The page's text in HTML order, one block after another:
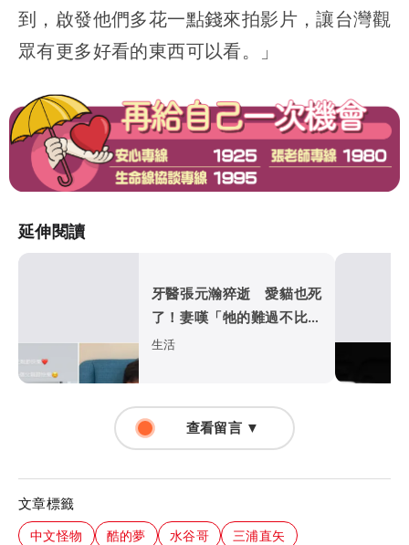
到，啟發他們多花一點錢來拍影片，讓台灣觀
眾有更多好看的東西可以看。」
延伸閱讀
牙醫張元瀚猝逝 愛貓也死
了！妻嘆「牠的難過不比我
們少」
生活
查看留言 ▼
文章標籤
中文怪物 酷的夢 水谷哥 三浦直矢